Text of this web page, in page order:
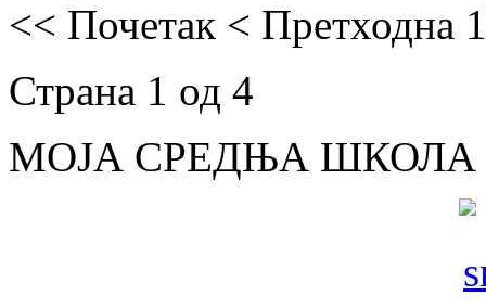
<< Почетак < Претходна 1
Страна 1 од 4
МОЈА СРЕДЊА ШКОЛА